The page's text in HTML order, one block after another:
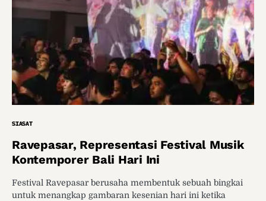
SIASAT
Ravepasar, Representasi Festival Musik
Kontemporer Bali Hari Ini
Festival Ravepasar berusaha membentuk sebuah bingkai
untuk menangkap gambaran kesenian hari ini ketika